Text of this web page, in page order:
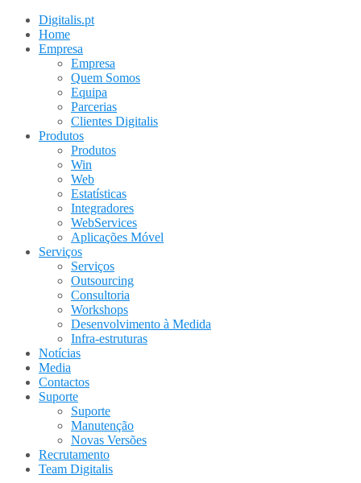
Digitalis.pt
Home
Empresa
Empresa
Quem Somos
Equipa
Parcerias
Clientes Digitalis
Produtos
Produtos
Win
Web
Estatísticas
Integradores
WebServices
Aplicações Móvel
Serviços
Serviços
Outsourcing
Consultoria
Workshops
Desenvolvimento à Medida
Infra-estruturas
Notícias
Media
Contactos
Suporte
Suporte
Manutenção
Novas Versões
Recrutamento
Team Digitalis